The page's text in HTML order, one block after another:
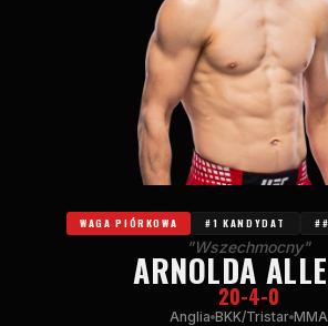
WAGA PIÓRKOWA #1 KANDYDAT
"Wszechmocny"
ARNOLDA
20-4-0
Anglia BKK/Tristar MMA